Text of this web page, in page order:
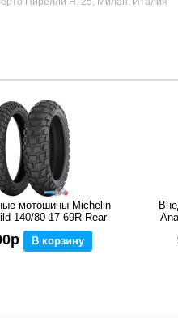
мотошины Michelin
140/80-17 69R Rear
В корзину